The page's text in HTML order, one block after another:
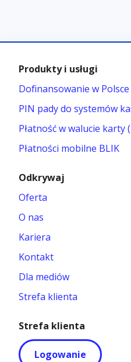
Produkty i usługi
Dofinansowanie w
PIN pady do systemów
Płatność w walucie karty
Płatności mobilne BLIK
Odkrywaj
Oferta
O nas
Kariera
Kontakt
Dla mediów
Strefa klienta
Strefa klienta
Logowanie